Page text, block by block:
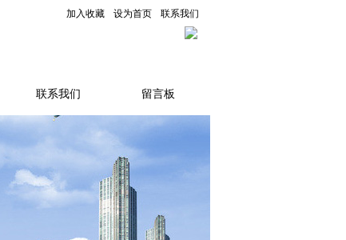
加入收藏 设为首页 联系我们
联系我们 留言板